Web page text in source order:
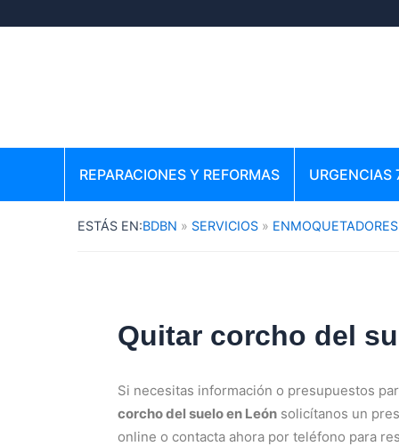
REPARACIONES Y REFORMAS
BDBN SERVICIOS ENMOQUETADORES
Quitar corcho del
Si necesitas información o presupuestos
corcho del suelo en León solicítanos un
online o contacta ahora por teléfono para